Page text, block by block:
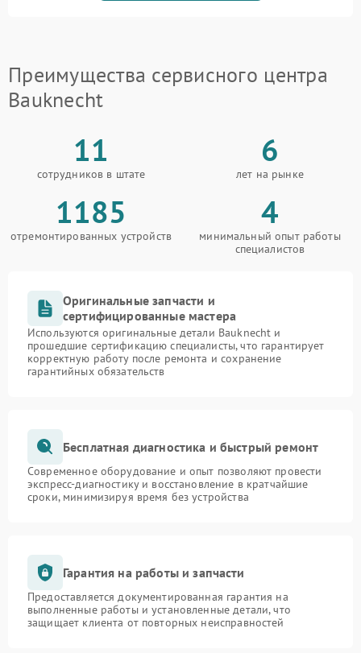
Преимущества сервисного центра
Bauknecht
11
сотрудников в штате
6
лет на рынке
1185
отремонтированных устройств
4
минимальный опыт работы
специалистов
Оригинальные запчасти и
сертифицированные мастера
Используются оригинальные детали Bauknecht и
прошедшие сертификацию специалисты, что гарантирует
корректную работу после ремонта и сохранение
гарантийных обязательств
Бесплатная диагностика и быстрый ремонт
Современное оборудование и опыт позволяют провести
экспресс-диагностику и восстановление в кратчайшие
сроки, минимизируя время без устройства
Гарантия на работы и запчасти
Предоставляется документированная гарантия на
выполненные работы и установленные детали, что
защищает клиента от повторных неисправностей